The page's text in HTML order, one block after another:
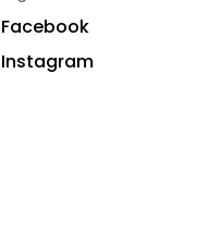
Facebook
Instagram